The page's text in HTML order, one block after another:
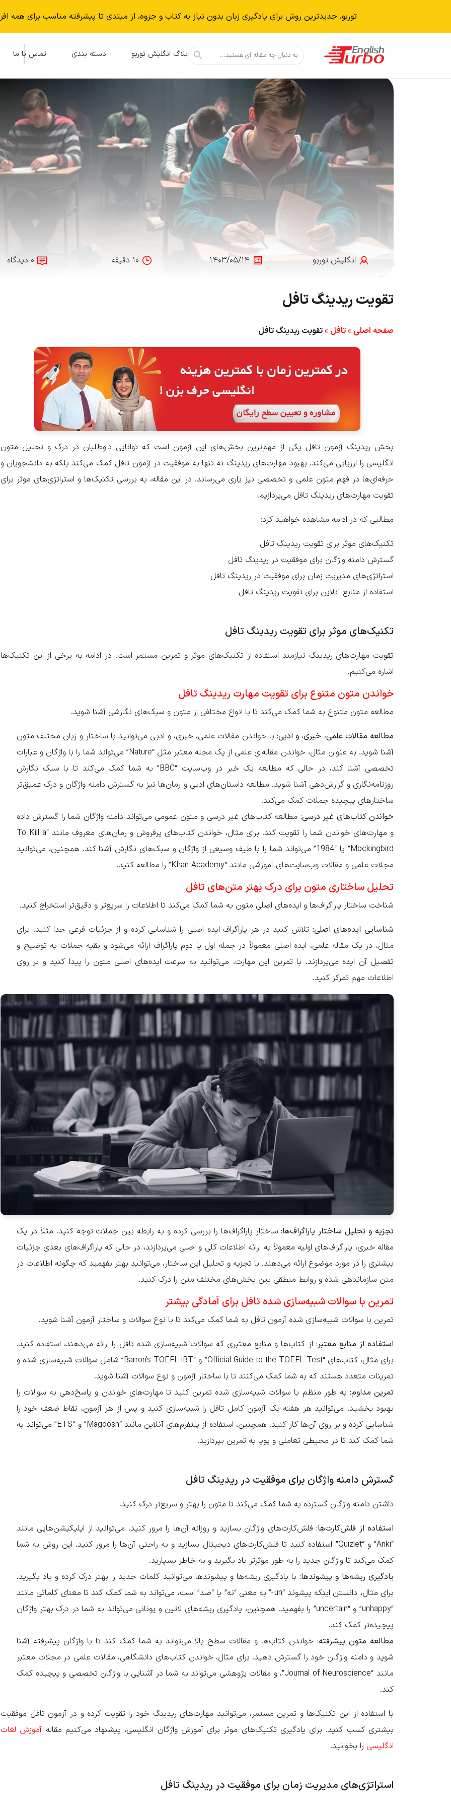
توربو، جدیدترین روش برای یادگیری زبان بدون نياز به كتاب و جزوه، از مبتدی تا پیشرفته مناسب برای همه
جستجو
برای: بلاگ انگلیش توربو دسته بندی تماس با ما
انگلیش‌ توربو ۱۴۰۳/۰۵/۱۴ ۱۰ دقیقه ۰ دیدگاه
تقویت ریدینگ تافل
صفحه اصلی » تافل » تقویت ریدینگ تافل
بخش ریدینگ آزمون تافل یکی از مهم‌ترین بخش‌های این آزمون است که توانایی داوطلبان در درک و تحلیل متون
انگلیسی را ارزیابی می‌کند. بهبود مهارت‌های ریدینگ نه تنها به موفقیت در آزمون تافل کمک می‌کند بلکه به دانشجویان و
حرفه‌ای‌ها در فهم متون علمی و تخصصی نیز یاری می‌رساند. در این مقاله، به بررسی تکنیک‌ها و استراتژی‌های موثر برای
تقویت مهارت‌های ریدینگ تافل می‌پردازیم.
مطالبی که در ادامه مشاهده خواهید کرد:
تکنیک‌های موثر برای تقویت ریدینگ تافل
گسترش دامنه واژگان برای موفقیت در ریدینگ تافل
استراتژی‌های مدیریت زمان برای موفقیت در ریدینگ تافل
استفاده از منابع آنلاین برای تقویت ریدینگ تافل
تکنیک‌های موثر برای تقویت ریدینگ تافل
تقویت مهارت‌های ریدینگ نیازمند استفاده از تکنیک‌های موثر و تمرین مستمر است. در ادامه به برخی از این تکنیک‌ها
اشاره می‌کنیم.
خواندن متون متنوع برای تقویت مهارت ریدینگ تافل
مطالعه متون متنوع به شما کمک می‌کند تا با انواع مختلفی از متون و سبک‌های نگارشی آشنا شوید.
مطالعه مقالات علمی، خبری، و ادبی: با خواندن مقالات علمی، خبری، و ادبی می‌توانید با ساختار و زبان مختلف متون
آشنا شوید. به عنوان مثال، خواندن مقاله‌ای علمی از یک مجله معتبر مثل “Nature” می‌تواند شما را با واژگان و عبارات
تخصصی آشنا کند، در حالی که مطالعه یک خبر در وب‌سایت “BBC” به شما کمک می‌کند تا با سبک نگارش
روزنامه‌نگاری و گزارش‌دهی آشنا شوید. مطالعه داستان‌های ادبی و رمان‌ها نیز به گسترش دامنه واژگان و درک عمیق‌تر
ساختارهای پیچیده جملات کمک می‌کند.
خواندن کتاب‌های غیر درسی: مطالعه کتاب‌های غیر درسی و متون عمومی می‌تواند دامنه واژگان شما را گسترش داده
و مهارت‌های خواندن شما را تقویت کند. برای مثال، خواندن کتاب‌های پرفروش و رمان‌های معروف مانند “To Kill a
Mockingbird” یا “1984” می‌تواند شما را با طیف وسیعی از واژگان و سبک‌های نگارش آشنا کند. همچنین، می‌توانید
مجلات علمی و مقالات وب‌سایت‌های آموزشی مانند “Khan Academy” را مطالعه کنید.
تحلیل ساختاری متون برای درک بهتر متن‌های تافل
شناخت ساختار پاراگراف‌ها و ایده‌های اصلی متون به شما کمک می‌کند تا اطلاعات را سریع‌تر و دقیق‌تر استخراج کنید.
شناسایی ایده‌های اصلی: تلاش کنید در هر پاراگراف ایده اصلی را شناسایی کرده و از جزئیات فرعی جدا کنید. برای
مثال، در یک مقاله علمی، ایده اصلی معمولاً در جمله اول یا دوم پاراگراف ارائه می‌شود و بقیه جملات به توضیح و
تفصیل آن ایده می‌پردازند. با تمرین این مهارت، می‌توانید به سرعت ایده‌های اصلی متون را پیدا کنید و بر روی
اطلاعات مهم تمرکز کنید.
تجزیه و تحلیل ساختار پاراگراف‌ها:ساختار پاراگراف‌ها را بررسی کرده و به رابطه بین جملات توجه کنید. مثلاً در یک
مقاله خبری، پاراگراف‌های اولیه معمولاً به ارائه اطلاعات کلی و اصلی می‌پردازند، در حالی که پاراگراف‌های بعدی جزئیات
بیشتری را در مورد موضوع ارائه می‌دهند. با تجزیه و تحلیل این ساختار، می‌توانید بهتر بفهمید که چگونه اطلاعات در
متن سازماندهی شده و روابط منطقی بین بخش‌های مختلف متن را درک کنید.
تمرین با سوالات شبیه‌سازی شده تافل برای آمادگی بیشتر
تمرین با سوالات شبیه‌سازی شده آزمون تافل به شما کمک می‌کند تا با نوع سوالات و ساختار آزمون آشنا شوید.
استفاده از منابع معتبر: از کتاب‌ها و منابع معتبری که سوالات شبیه‌سازی شده تافل را ارائه می‌دهند، استفاده کنید.
برای مثال، کتاب‌های “Official Guide to the TOEFL Test” و “Barron’s TOEFL iBT” شامل سوالات شبیه‌سازی شده و
تمرینات متعدد هستند که به شما کمک می‌کنند تا با ساختار آزمون و نوع سوالات آشنا شوید.
تمرین مداوم: به طور منظم با سوالات شبیه‌سازی شده تمرین کنید تا مهارت‌های خواندن و پاسخ‌دهی به سوالات را
بهبود بخشید. می‌توانید هر هفته یک آزمون کامل تافل را شبیه‌سازی کنید و پس از هر آزمون، نقاط ضعف خود را
شناسایی کرده و بر روی آن‌ها کار کنید. همچنین، استفاده از پلتفرم‌های آنلاین مانند “Magoosh” و “ETS” می‌تواند به
شما کمک کند تا در محیطی تعاملی و پویا به تمرین بپردازید.
گسترش دامنه واژگان برای موفقیت در ریدینگ تافل
داشتن دامنه واژگان گسترده به شما کمک می‌کند تا متون را بهتر و سریع‌تر درک کنید.
استفاده از فلش‌کارت‌ها:فلش‌کارت‌های واژگان بسازید و روزانه آن‌ها را مرور کنید. می‌توانید از اپلیکیشن‌هایی مانند
“Anki” و “Quizlet” استفاده کنید تا فلش‌کارت‌های دیجیتال بسازید و به راحتی آن‌ها را مرور کنید. این روش به شما
کمک می‌کند تا واژگان جدید را به طور موثر‌تر یاد بگیرید و به خاطر بسپارید.
یادگیری ریشه‌ها و پیشوندها: با یادگیری ریشه‌ها و پیشوندها می‌توانید کلمات جدید را بهتر درک کرده و یاد بگیرید.
برای مثال، دانستن اینکه پیشوند “un-” به معنی “نه” یا “ضد” است، می‌تواند به شما کمک کند تا معنای کلماتی مانند
“unhappy” و “uncertain” را بفهمید. همچنین، یادگیری ریشه‌های لاتین و یونانی می‌تواند به شما در درک بهتر واژگان
پیچیده‌تر کمک کند.
مطالعه متون پیشرفته:خواندن کتاب‌ها و مقالات سطح بالا می‌تواند به شما کمک کند تا با واژگان پیشرفته آشنا
شوید و دامنه واژگان خود را گسترش دهید. برای مثال، خواندن کتاب‌های دانشگاهی، مقالات علمی در مجلات معتبر
مانند “Journal of Neuroscience”، و مقالات پژوهشی می‌تواند به شما در آشنایی با واژگان تخصصی و پیچیده کمک
کند.
با استفاده از این تکنیک‌ها و تمرین مستمر، می‌توانید مهارت‌های ریدینگ خود را تقویت کرده و در آزمون تافل موفقیت
بیشتری کسب کنید. برای یادگیری تکنیک‌های موثر برای آموزش واژگان انگلیسی، پیشنهاد می‌کنیم مقاله آموزش لغات
انگلیسی را بخوانید.
استراتژی‌های مدیریت زمان برای موفقیت در ریدینگ تافل